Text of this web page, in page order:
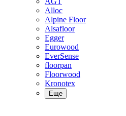
Alloc
Alpine Floor
Alsafloor
Egger
Eurowood
EverSense
floorpan
Floorwood
Kronotex
Еще